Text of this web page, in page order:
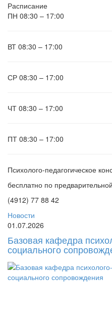
Расписание
ПН 08:30 – 17:00
ВТ 08:30 – 17:00
СР 08:30 – 17:00
ЧТ 08:30 – 17:00
ПТ 08:30 – 17:00
Психолого-педагогическое
бесплатно по
(4912) 77 88 42
Новости
01.07.2026
Базовая кафедра
социального